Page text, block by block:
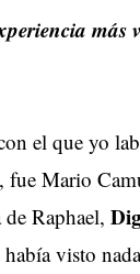
más
el que yo
fue Mario
Raphael,
visto